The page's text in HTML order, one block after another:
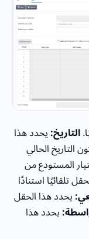
التاريخ:يحدد هذا
التاريخ الحالي
المستودع من
تلقائيًا استنادًا
يحدد هذا الحقل
يحدد هذا